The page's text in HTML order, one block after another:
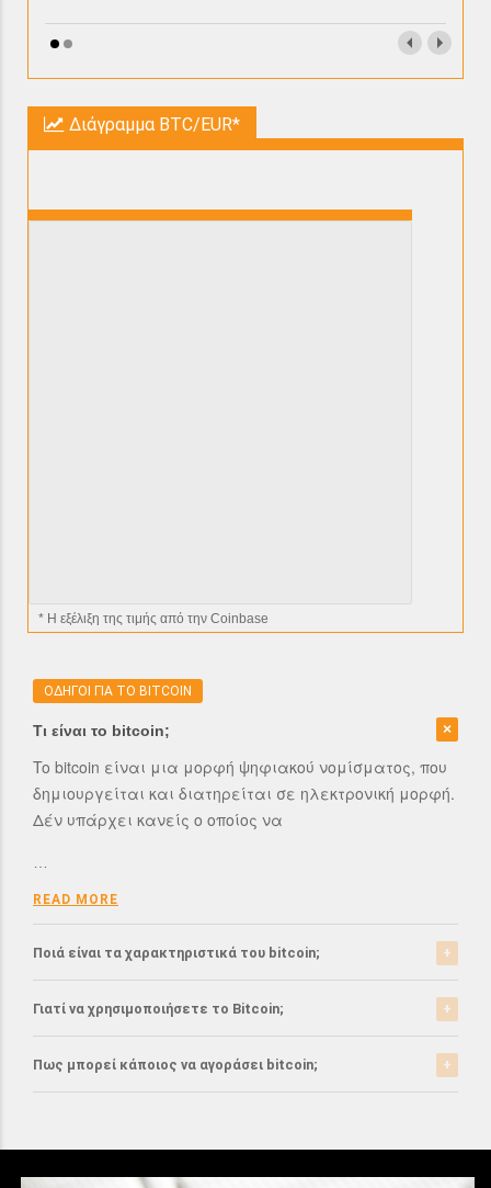
Διάγραμμα BTC/EUR*
* H εξέλιξη της τιμής από την Coinbase
ΟΔΗΓΟΙ ΓΙΑ ΤΟ BITCOIN
Τι είναι το bitcoin;
To bitcoin είναι μια μορφή ψηφιακού νομίσματος, που
δημιουργείται και διατηρείται σε ηλεκτρονική μορφή.
Δέν υπάρχει κανείς ο οποίος να
READ MORE
Ποιά είναι τα χαρακτηριστικά του bitcoin;
Το bitcoin έχει αρκετά σημαντικά χαρακτηριστικά που
το ξεχωρίζουν από τα ελεγχόμενα-από-κυβερνήσεις
νομίσματα.
READ MORE
Γιατί να χρησιμοποιήσετε το Bitcoin;
Το bitcoin είναι μια σχετικά νέα μορφή νομίσματος, η
οποία τώρα αρχίζει να γίνεται αποδεκτή από μιά
μεγάλη μερίδα του
READ MORE
Πως μπορεί κάποιος να αγοράσει bitcoin;
Μπορείτε να αγοράσετε bitcoin είτε από τα
άλλους ιδιώτες χρησιμοπιώντας πλατφόρμες όπως
το localbitcoins για